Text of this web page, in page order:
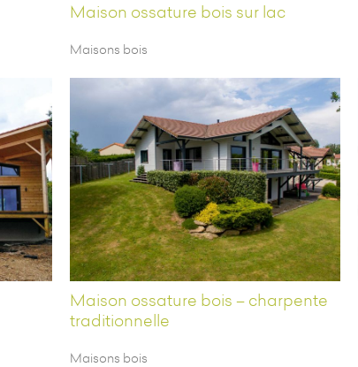
Maison ossature bois sur lac
Maisons bois
Maison ossature bois – charpente
traditionnelle
Maisons bois